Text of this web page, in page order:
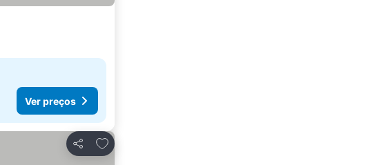
Ver preços
Partilhar
Adicionar aos favoritos